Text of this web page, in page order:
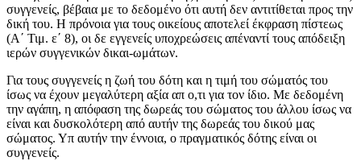
συγγενείς, βέβαια με το δεδομένο ότι αυτή δεν αντιτίθεται προς την
δική του. Η πρόνοια για τους οικείους αποτελεί έκφραση πίστεως
(Α´ Τιμ. ε´ 8), οι δε εγγενείς υποχρεώσεις απέναντί τους απόδειξη
ιερών συγγενικών δικαι-ωμάτων.
Για τους συγγενείς η ζωή του δότη και η τιμή του σώματός του
ίσως να έχουν μεγαλύτερη αξία απ ο,τι για τον ίδιο. Με δεδομένη
την αγάπη, η απόφαση της δωρεάς του σώματος του άλλου ίσως να
είναι και δυσκολότερη από αυτήν της δωρεάς του δικού μας
σώματος. Υπ αυτήν την έννοια, ο πραγματικός δότης είναι οι
συγγενείς.